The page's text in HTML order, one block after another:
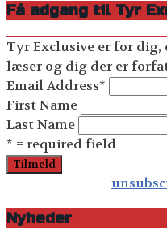
Få adgang til Tyr
Tyr Exclusive er for
læser og dig der er
Email Address*
First Name
Last Name
* = required field
Nyheder